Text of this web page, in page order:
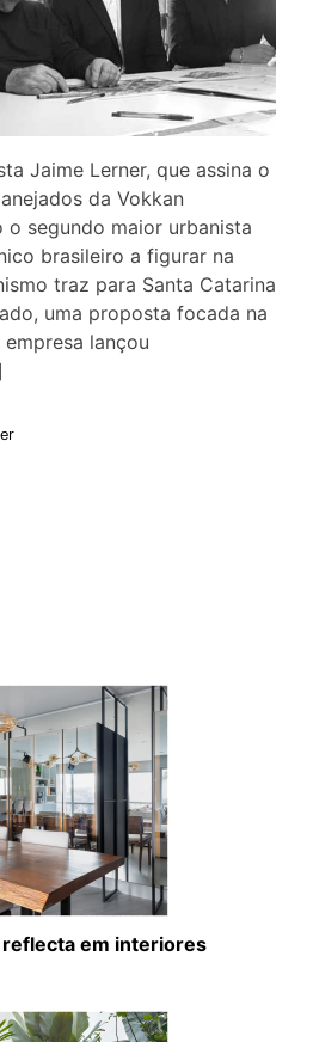
Jaime Lerner, que assina o
da Vokkan
segundo maior urbanista
brasileiro a figurar na
traz para Santa Catarina
uma proposta focada na
lançou
em interiores